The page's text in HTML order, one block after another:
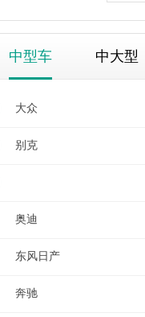
中型车 中大型
大众
别克
奥迪
东风日产
奔驰